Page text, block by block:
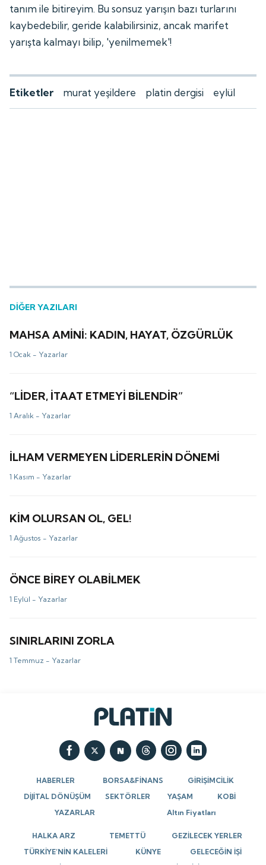
tanım ile bitireyim. Bu sonsuz yarışın bazı turlarını
kaybedebilir, geride kalabilirsiniz, ancak marifet
yarışta kalmayı bilip, 'yenilmemek'!
Etiketler murat yeşildere platin dergisi eylül
DİĞER YAZILARI
MAHSA AMİNİ: KADIN, HAYAT, ÖZGÜRLÜK
1 Ocak - Yazarlar
“LİDER, İTAAT ETMEYİ BİLENDİR”
1 Aralık - Yazarlar
İLHAM VERMEYEN LİDERLERİN DÖNEMİ
1 Kasım - Yazarlar
KİM OLURSAN OL, GEL!
1 Ağustos - Yazarlar
ÖNCE BİREY OLABİLMEK
1 Eylül - Yazarlar
SINIRLARINI ZORLA
1 Temmuz - Yazarlar
HABERLER BORSA&FİNANS
GİRİŞİMCİLİK
DİJİTAL DÖNÜŞÜM
SEKTÖRLER YAŞAM
KOBİ
YAZARLAR
Altın Fiyatları
HALKA ARZ TEMETTÜ
GEZİLECEK YERLER
TÜRKİYE’NİN KALELERİ
KÜNYE
GELECEĞİN İŞİ